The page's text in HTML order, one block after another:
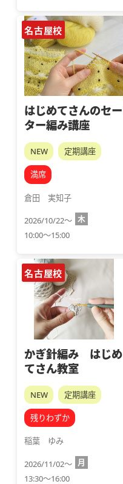
名古屋校
はじめてさんのセー
ター編み講座
NEW 定期講座
満席
倉田　実知子
2026/10/22～ 木
10:00～15:00
名古屋校
かぎ針編み はじめ
てさん教室
NEW 定期講座
残りわずか
稲葉　ゆみ
2026/11/02～ 月
13:30～16:00